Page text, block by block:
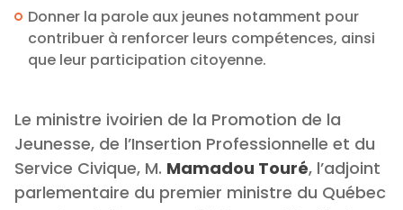
Donner la parole aux jeunes notamment pour
contribuer à renforcer leurs compétences, ainsi
que leur participation citoyenne.
Le ministre ivoirien de la Promotion de la
Jeunesse, de l’Insertion Professionnelle et du
Service Civique, M. Mamadou Touré, l’adjoint
parlementaire du premier ministre du Québec